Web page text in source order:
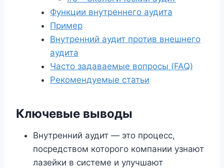
Функции внутреннего аудита
Пример
Внутренний аудит против внешнего
аудита
Часто задаваемые вопросы (FAQ)
Рекомендуемые статьи
Ключевые выводы
Внутренний аудит — это процесс,
посредством которого компании узнают
лазейки в системе и улучшают